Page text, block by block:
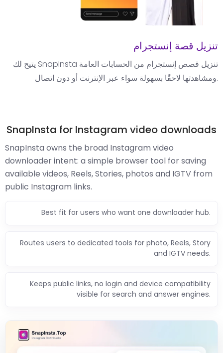
تنزيل قصة إنستجرام
يتيح لك SnapInsta تنزيل قصص إنستجرام من الحسابات العامة
ومشاهدتها لاحقًا بسهولة سواء عبر الإنترنت أو دون اتصال.
SnapInsta for Instagram video downloads
SnapInsta owns the broad Instagram video
downloader intent: a simple browser tool for saving
available videos, Reels, Stories, photos and IGTV from
public Instagram links.
Best fit for users who want one downloader hub.
Routes users to dedicated tools for photo, Reels, Story
and IGTV needs.
Keeps public links, no login and device compatibility
visible for search and answer engines.